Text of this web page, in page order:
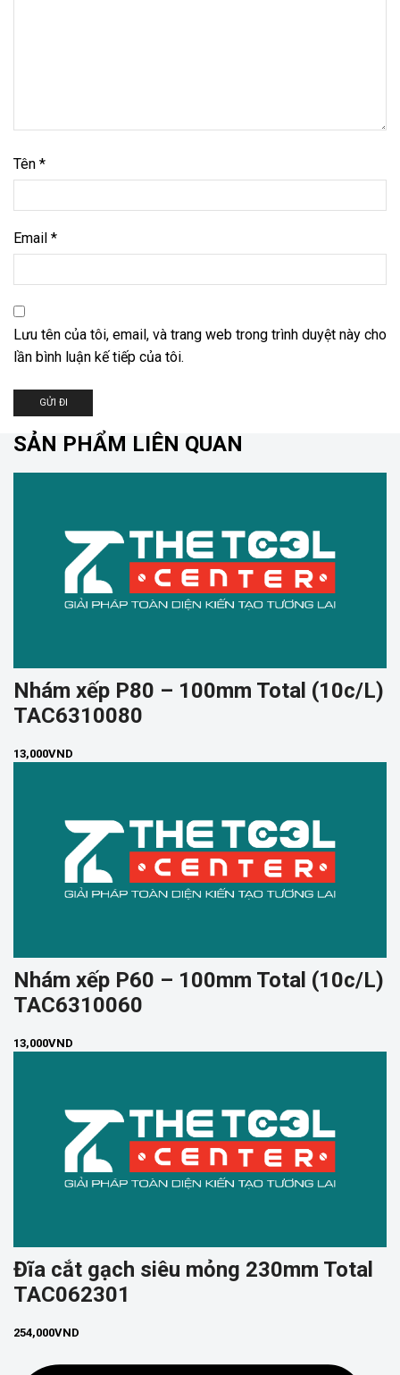
Tên *
Email *
Lưu tên của tôi, email, và trang web trong trình duyệt này cho
lần bình luận kế tiếp của tôi.
SẢN PHẨM LIÊN QUAN
Nhám xếp P80 – 100mm Total (10c/L)
TAC6310080
13,000VND
Nhám xếp P60 – 100mm Total (10c/L)
TAC6310060
13,000VND
Đĩa cắt gạch siêu mỏng 230mm Total
TAC062301
254,000VND